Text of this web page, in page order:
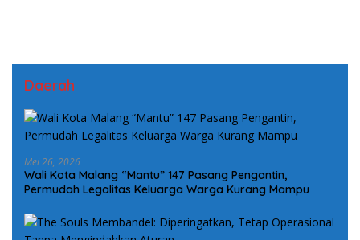
Daerah
Mei 26, 2026
Wali Kota Malang “Mantu” 147 Pasang Pengantin,
Permudah Legalitas Keluarga Warga Kurang Mampu